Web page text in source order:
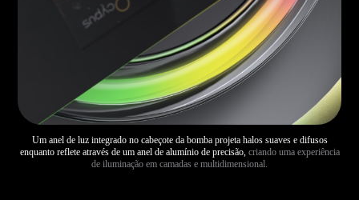
Um anel de luz integrado no cabeçote da bomba projeta halos suaves e difusos
enquanto reflete através de um anel de alumínio de precisão, criando uma experiência
de iluminação em camadas e multidimensional.